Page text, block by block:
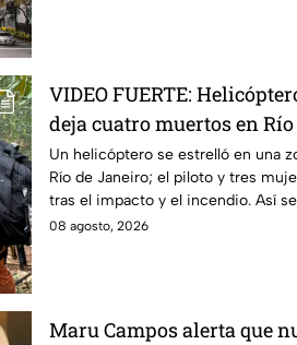
VIDEO FUERTE:
deja cuatro muertos en
así se vieron las llamas
Un helicóptero se estrelló en una
Río de Janeiro; el piloto y tres
tras el impacto y el incendio. Así
08 agosto, 2026
Maru Campos alerta que